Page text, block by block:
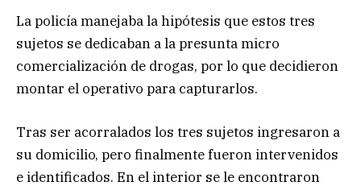
La policía manejaba la hipótesis que estos tres
sujetos se dedicaban a la presunta micro
comercialización de drogas, por lo que decidieron
montar el operativo para capturarlos.
Tras ser acorralados los tres sujetos ingresaron a
su domicilio, pero finalmente fueron intervenidos
e identificados. En el interior se le encontraron